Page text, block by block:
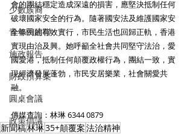
少數族裔
青年民建聯
施政報告
財政預算案
圓桌會議
政策倡議
會的團結穩定造成深遠的損害，應堅決抵制任何
破壞國家安全的行為。隨著國安法及維護國家安
全條例的有效實行，市民生活也回歸正軌，香港
實現由治及興。她呼籲全社會共同堅守法治，愛
國愛港，抵制任何顛覆政權行為，團結一致，實
現經濟發展蓬勃，市民安居樂業，社會關愛共
融。
傳媒查詢：林琳 6344 0879
新聞稿林琳35+顛覆案法治精神